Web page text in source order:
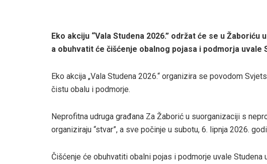
Eko akciju “Vala Studena 2026.” održat će se u Žaboriću
a obuhvatit će čišćenje obalnog pojasa i podmorja uvale
Eko akcija „Vala Studena 2026.“ organizira se povodom
čistu obalu i podmorje.
Neprofitna udruga građana Za Žaborić u suorganizaciji s
organiziraju “stvar”, a sve počinje u subotu, 6. lipnja 2026.
Čišćenje će obuhvatiti obalni pojas i podmorje uvale